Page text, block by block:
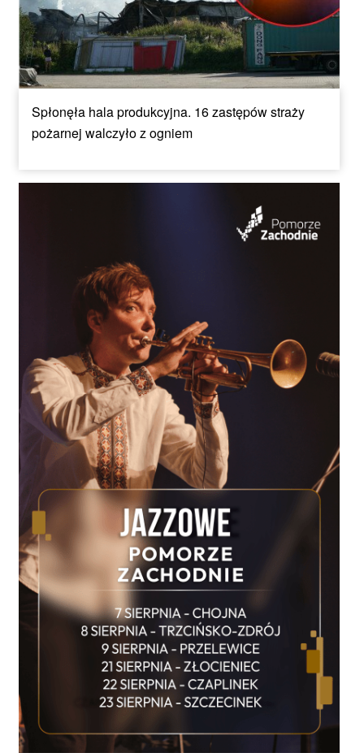
Spłonęła hala produkcyjna. 16 zastępów straży
pożarnej walczyło z ogniem